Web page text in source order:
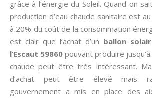
grâce à l’énergie du Soleil. Quand on
production d’eau chaude sanitaire est
à 20% du coût de la consommation
est clair que l’achat d’un ballon
l’Escaut 59860 pouvant produire
chaude peut être très intéressant.
d’achat peut être élevé mais
gouvernement a mis en place des